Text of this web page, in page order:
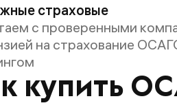
страховые
с проверенными
на страхование
купить